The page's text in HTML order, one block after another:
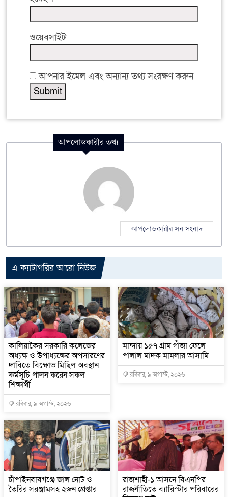
ওয়েবসাইট
আপনার ইমেল এবং অন্যান্য তথ্য সংরক্ষণ করুন
আপলোডকারীর তথ্য
আপলোডকারীর সব সংবাদ
এ ক্যাটাগরির আরো নিউজ
কালিয়াকৈর সরকারি কলেজের
অধ্যক্ষ ও উপাধ্যক্ষের অপসারণের
দাবিতে বিক্ষোভ মিছিল অবস্থান
কর্মসূচি পালন করেন সকল
শিক্ষার্থী
রবিবার, ৯ অগাস্ট, ২০২৬
মান্দায় ১৫৭ গ্রাম গাঁজা ফেলে
পালাল মাদক মামলার আসামি
রবিবার, ৯ অগাস্ট, ২০২৬
চাঁপাইনবাবগঞ্জে জাল নোট ও
তৈরির সরঞ্জামসহ ২জন গ্রেপ্তার
রাজশাহী-১ আসনে বিএনপির
রাজনীতিতে ব্যারিস্টার পরিবারের